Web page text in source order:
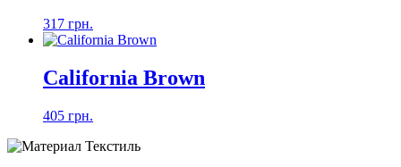
317 грн.
California Brown
405 грн.